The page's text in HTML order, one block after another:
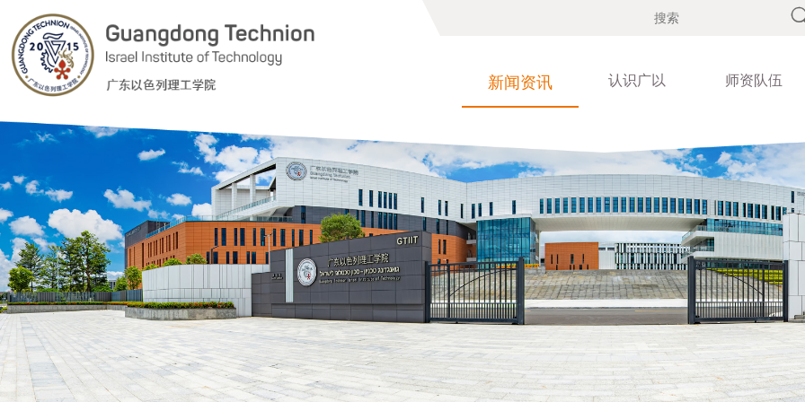
新闻资讯 认识广以 师资队伍